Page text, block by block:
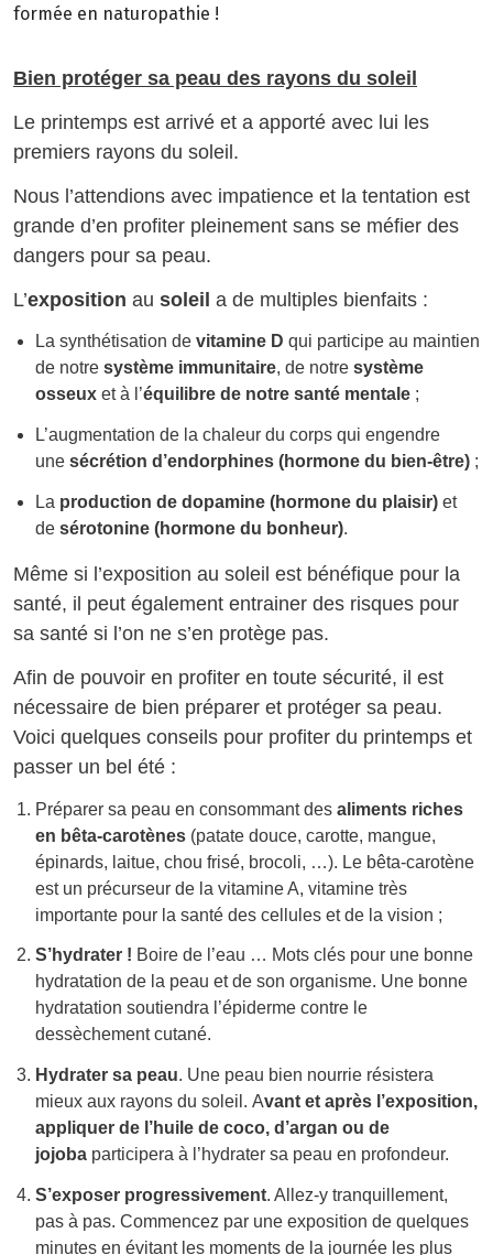
formée en naturopathie !
Bien protéger sa peau des rayons du soleil
Le printemps est arrivé et a apporté avec lui les
premiers rayons du soleil.
Nous l’attendions avec impatience et la tentation est
grande d’en profiter pleinement sans se méfier des
dangers pour sa peau.
L’exposition au soleil a de multiples bienfaits :
La synthétisation de vitamine D qui participe au maintien
de notre système immunitaire, de notre système
osseux et à l’équilibre de notre santé mentale ;
L’augmentation de la chaleur du corps qui engendre
une sécrétion d’endorphines (hormone du bien-être) ;
La production de dopamine (hormone du plaisir) et
de sérotonine (hormone du bonheur).
Même si l’exposition au soleil est bénéfique pour la
santé, il peut également entrainer des risques pour
sa santé si l’on ne s’en protège pas.
Afin de pouvoir en profiter en toute sécurité, il est
nécessaire de bien préparer et protéger sa peau.
Voici quelques conseils pour profiter du printemps et
passer un bel été :
Préparer sa peau en consommant des aliments riches
en bêta-carotènes (patate douce, carotte, mangue,
épinards, laitue, chou frisé, brocoli, …). Le bêta-carotène
est un précurseur de la vitamine A, vitamine très
importante pour la santé des cellules et de la vision ;
S’hydrater ! Boire de l’eau … Mots clés pour une bonne
hydratation de la peau et de son organisme. Une bonne
hydratation soutiendra l’épiderme contre le
dessèchement cutané.
Hydrater sa peau. Une peau bien nourrie résistera
mieux aux rayons du soleil. Avant et après l’exposition,
appliquer de l’huile de coco, d’argan ou de
jojoba participera à l’hydrater sa peau en profondeur.
S’exposer progressivement. Allez-y tranquillement,
pas à pas. Commencez par une exposition de quelques
minutes en évitant les moments de la journée les plus